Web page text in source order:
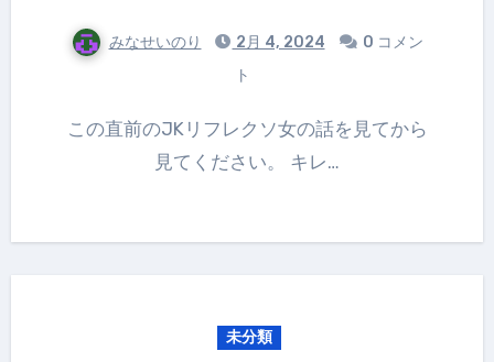
みなせいのり 2月 4, 2024
0 コメン
ト
この直前のJKリフレクソ女の話を見てから
見てください。 キレ…
未分類